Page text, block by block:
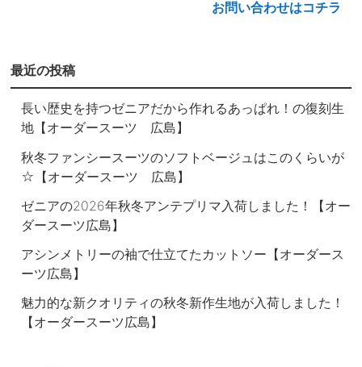
お問い合わせはコチラ
最近の投稿
長い歴史を持つゼニアだから作れるあっぱれ！の復刻生
地【オーダースーツ 広島】
秋冬ファンシースーツのソフトベージュはこのくらいが
☆【オーダースーツ 広島】
ゼニアの2026年秋冬アンテプリマ入荷しました！【オー
ダースーツ広島】
アシンメトリーの袖で仕立てたカットソー【オーダース
ーツ広島】
魅力的な新クオリティの秋冬新作生地が入荷しました！
【オーダースーツ広島】